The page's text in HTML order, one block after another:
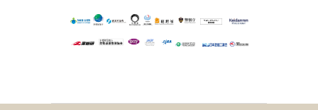
出展者のプレゼンスを高め、国際的な防衛・
安全保障コミュニティの中で新たなビジネス
IN